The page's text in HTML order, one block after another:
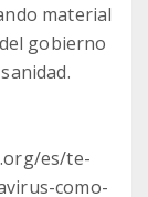
material
gobierno
es/te-
como-